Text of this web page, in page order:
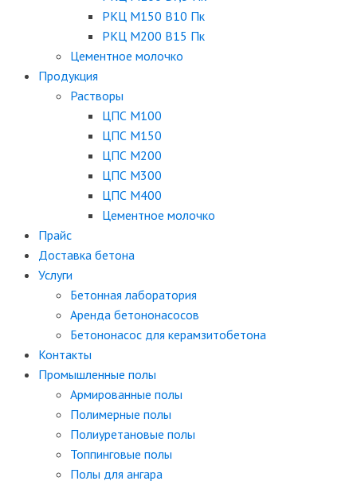
РКЦ М150 B10 Пк
РКЦ М200 B15 Пк
Цементное молочко
Продукция
Растворы
ЦПС М100
ЦПС М150
ЦПС М200
ЦПС М300
ЦПС М400
Цементное молочко
Прайс
Доставка бетона
Услуги
Бетонная лаборатория
Аренда бетононасосов
Бетононасос для керамзитобетона
Контакты
Промышленные полы
Армированные полы
Полимерные полы
Полиуретановые полы
Топпинговые полы
Полы для ангара